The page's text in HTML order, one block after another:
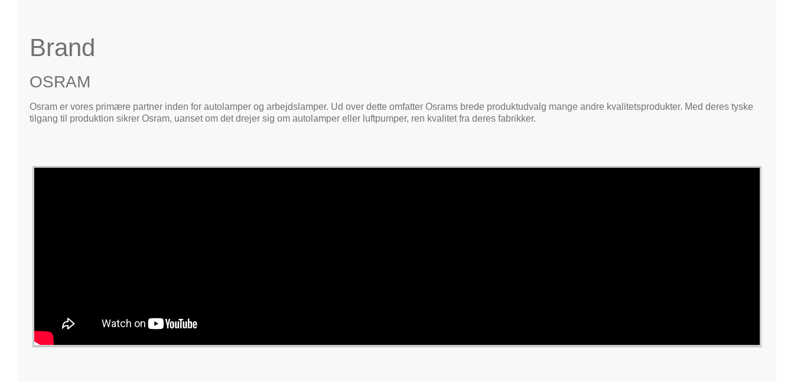
Brand
OSRAM
Osram er vores primære partner inden for autolamper og arbejdslamper. Ud over dette omfatter Osrams brede produktudvalg mange andre kvalitetsprodukter. Med deres tyske
tilgang til produktion sikrer Osram, uanset om det drejer sig om autolamper eller luftpumper, ren kvalitet fra deres fabrikker.